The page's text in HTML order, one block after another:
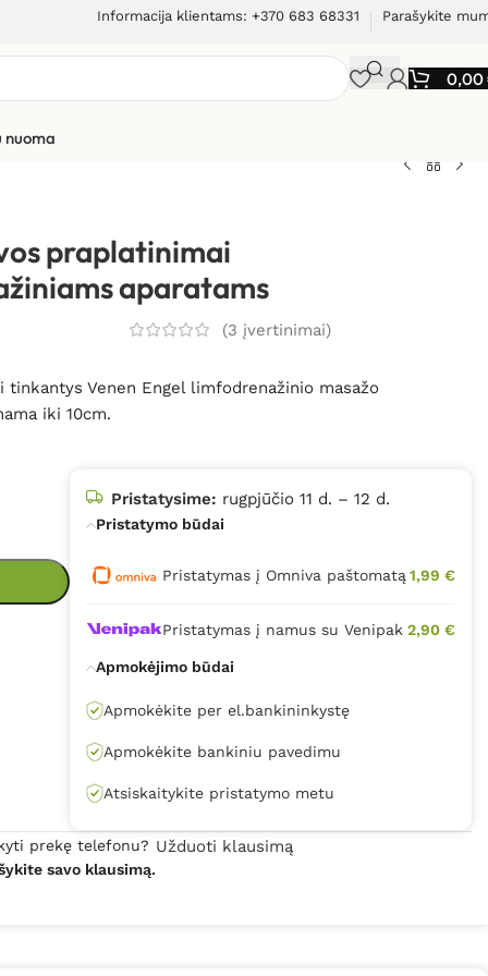
Informacija klientams: +370 683 68331 Parašykite
0,00
nuoma
Venen Engel limfodrenažiniams
praplatinimai
aparatams
(3 įvertinimai)
Venen Engel limfodrenažinio masažo
iki 10cm.
Pristatysime: rugpjūčio 11 d. – 12 d.
Pristatymo būdai
Pristatymas į Omniva paštomatą 1,99 €
Pristatymas į namus su Venipak 2,90 €
Apmokėjimo būdai
Apmokėkite per el.bankininkystę
Apmokėkite bankiniu pavedimu
Atsiskaitykite pristatymo metu
prekę telefonu?
savo klausimą.
Užduoti klausimą